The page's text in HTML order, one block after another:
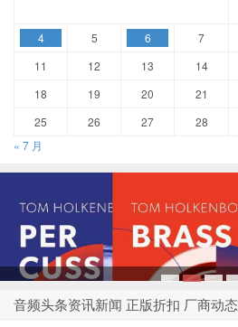
4
5 6 7
11
12 13 14
18
19 20 21
25
26 27 28
« 7 月
1 2 3 4
音频头条资讯新闻 正版折扣 厂商动态